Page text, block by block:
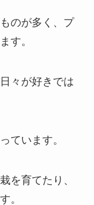
のが多く、プ
す。
々が好きでは
ています。
を育てたり、
。